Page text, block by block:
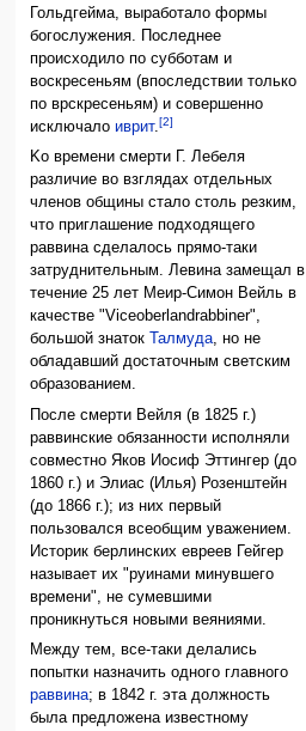
Гольдгейма, выработало формы
богослужения. Последнее
происходило по субботам и
воскресеньям (впоследствии только
по врскресеньям) и совершенно
исключалоиврит.[2]
Ko времени смерти Г. Лебеля
различие во взглядах отдельных
членов общины стало столь резким,
что приглашение подходящего
раввина сделалось прямо-таки
затруднительным. Левина замещал в
течение 25 лет Меир-Симон Вейль в
качестве "Viceoberlandrabbiner",
большой знаток
Талмуда, но не
обладавший достаточным светским
образованием.
После смерти Вейля (в 1825 г.)
раввинские обязанности исполняли
совместно Яков Иосиф Эттингер (до
1860 г.) и Элиас (Илья) Розенштейн
(до 1866 г.); из них первый
пользовался всеобщим уважением.
Историк берлинских евреев Гейгер
называет их "руинами минувшего
времени", не сумевшими
проникнуться новыми веяниями.
Между тем, все-таки делались
попытки назначить одного главного
раввина; в 1842 г. эта должность
была предложена известному